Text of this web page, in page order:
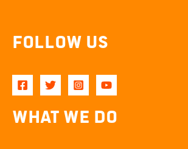
Follow Us
What We Do